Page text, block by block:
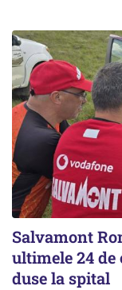
Salvamont
ultimele 24 de
duse la spital